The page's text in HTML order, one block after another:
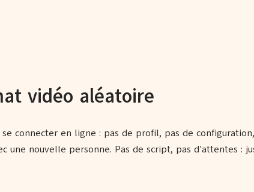
vidéo aléatoire
connecter en ligne : pas de profil, pas de
une nouvelle personne. Pas de script, pas d'attentes :